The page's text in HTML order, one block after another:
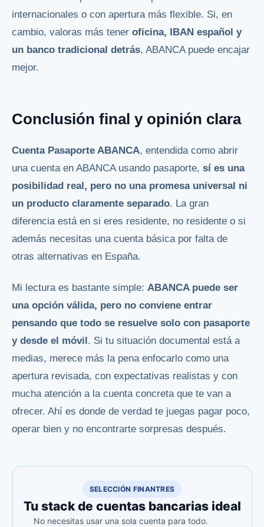
internacionales o con apertura más flexible. Si, en
cambio, valoras más tener oficina, IBAN español y
un banco tradicional detrás, ABANCA puede encajar
mejor.
Conclusión final y opinión clara
Cuenta Pasaporte ABANCA, entendida como abrir
una cuenta en ABANCA usando pasaporte, sí es una
posibilidad real, pero no una promesa universal ni
un producto claramente separado. La gran
diferencia está en si eres residente, no residente o si
además necesitas una cuenta básica por falta de
otras alternativas en España.
Mi lectura es bastante simple: ABANCA puede ser
una opción válida, pero no conviene entrar
pensando que todo se resuelve solo con pasaporte
y desde el móvil. Si tu situación documental está a
medias, merece más la pena enfocarlo como una
apertura revisada, con expectativas realistas y con
mucha atención a la cuenta concreta que te van a
ofrecer. Ahí es donde de verdad te juegas pagar poco,
operar bien y no encontrarte sorpresas después.
SELECCIÓN FINANTRES
Tu stack de cuentas bancarias ideal
No necesitas usar una sola cuenta para todo.